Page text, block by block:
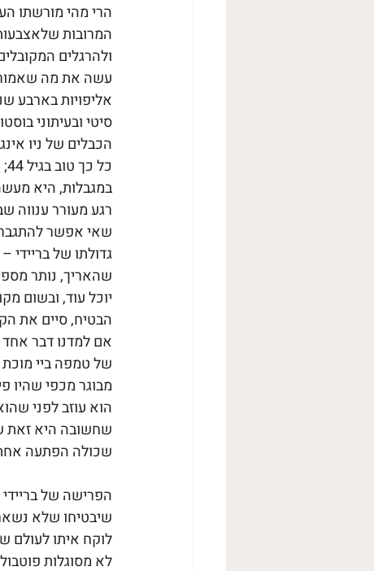
המרובות
ולהרגלים
אליפויות בארבע
סיטי ובעיתוני
במגבלות, היא
רגע מעורר ענווה
שאי אפשר להתגבר
גדולתו של
שהאריך, נותר
יוכל עוד, ובשום
הבטיח, סיים את
אם למדנו דבר
מבוגר מכפי שהיו
הוא עוזב לפני
שחשובה היא זאת
שכולה הפתעה
הפרישה של בריידי
שיבטיחו שלא
לוקח איתו לעולם